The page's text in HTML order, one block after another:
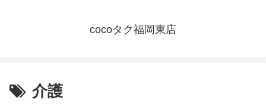
cocoタク福岡東店
介護